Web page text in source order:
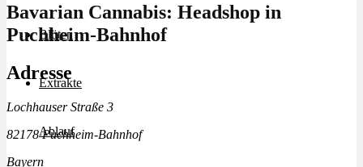
Blüten
Extrakte
Ablauf
Bavarian Cannabis: Headshop in
Puchheim-Bahnhof
Adresse
Lochhauser Straße 3
82178 Puchheim-Bahnhof
Bayern